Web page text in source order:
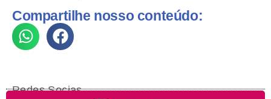
Compartilhe nosso conteúdo:
Redes Socias